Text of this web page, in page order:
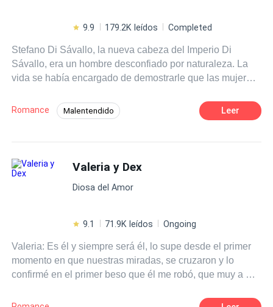
sus heridas, la protegeré de más daño, incluso si tengo
9.9 179.2K leídos Completed
Stefano Di Sávallo, la nueva cabeza del Imperio Di
Sávallo, era un hombre desconfiado por naturaleza. La
vida se había encargado de demostrarle que las mujeres
tenía más cerraduras que las bóvedas del Imperio. Allí lo
había metido después de que el amor de su juventud lo
el mundo, lo obligó a reencontrarse con ella: Isabella
Valenti, Bells, la mujer que más odiaba y la única que
podía ayudarlo. Quizás Stefano se tragara su orgullo por
conocía límites, y pronto se daría cuenta de que aquella
nueva oportunidad con la mujer que había amado... venía
con desafíos difíciles de vencer.
Romance Malentendido
Diferencia de Edad Ritmo Rápido
Leer
Valeria y Dex
Diosa del Amor
9.1 71.9K leídos Ongoing
Valeria: Es él y siempre será él, lo supe desde el primer
momento en que nuestras miradas, se cruzaron y lo
confirmé en el primer beso que él me robó, que muy a mi
corazón, pero, no lo puedo amar por dos razones, la